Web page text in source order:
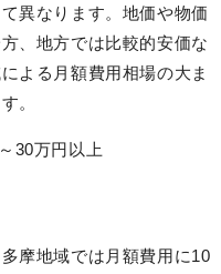
異なります。地価や物価
、地方では比較的安価な
よる月額費用相場の大ま
。
30万円以上
摩地域では月額費用に10